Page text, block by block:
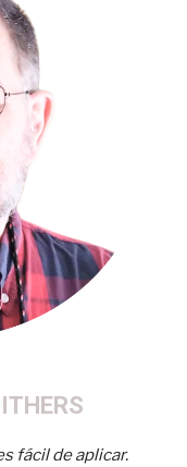
fácil de aplicar.